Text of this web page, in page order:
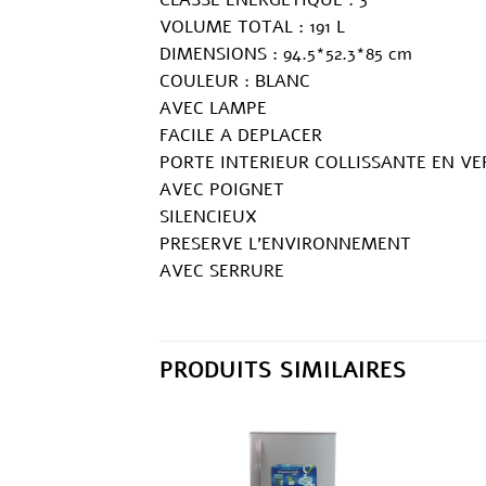
VOLUME TOTAL : 191 L
DIMENSIONS : 94.5*52.3*85 cm
COULEUR : BLANC
AVEC LAMPE
FACILE A DEPLACER
PORTE INTERIEUR COLLISSANTE EN
AVEC POIGNET
SILENCIEUX
PRESERVE L’ENVIRONNEMENT
AVEC SERRURE
PRODUITS SIMILAIRES